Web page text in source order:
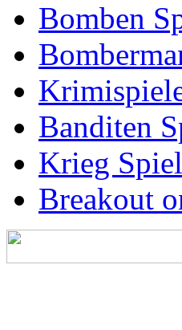
Bomben
Banditen
Krieg
Breakout